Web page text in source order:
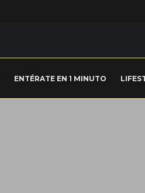
ENTÉRATE EN 1 MINUTO